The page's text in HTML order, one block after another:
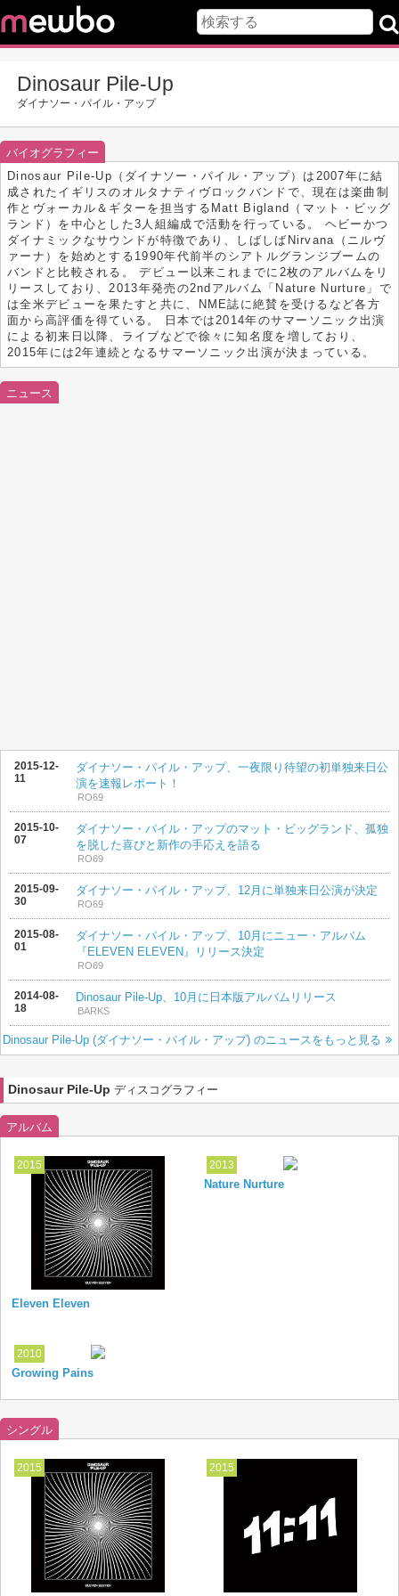
Dinosaur Pile-Up
ダイナソー・パイル・アップ
バイオグラフィー
Dinosaur Pile-Up（ダイナソー・パイル・アップ）は2007年に結
成されたイギリスのオルタナティヴロックバンドで、現在は楽曲制
作とヴォーカル＆ギターを担当するMatt Bigland（マット・ビッグ
ランド）を中心とした3人組編成で活動を行っている。 ヘビーかつ
ダイナミックなサウンドが特徴であり、しばしばNirvana（ニルヴ
ァーナ）を始めとする1990年代前半のシアトルグランジブームの
バンドと比較される。 デビュー以来これまでに2枚のアルバムをリ
リースしており、2013年発売の2ndアルバム「Nature Nurture」で
は全米デビューを果たすと共に、NME誌に絶賛を受けるなど各方
面から高評価を得ている。 日本では2014年のサマーソニック出演
による初来日以降、ライブなどで徐々に知名度を増しており、
2015年には2年連続となるサマーソニック出演が決まっている。
ニュース
2015-12-
11
ダイナソー・パイル・アップ、一夜限り待望の初単独来日公
演を速報レポート！
RO69
2015-10-
07
ダイナソー・パイル・アップのマット・ビッグランド、孤独
を脱した喜びと新作の手応えを語る
RO69
2015-09-
30
ダイナソー・パイル・アップ、12月に単独来日公演が決定
RO69
2015-08-
01
ダイナソー・パイル・アップ、10月にニュー・アルバム
『ELEVEN ELEVEN』リリース決定
RO69
2014-08-
18
Dinosaur Pile-Up、10月に日本版アルバムリリース
BARKS
Dinosaur Pile-Up (ダイナソー・パイル・アップ) のニュースをもっと見る
Dinosaur Pile-Up ディスコグラフィー
アルバム
2015
Eleven Eleven
2013
Nature Nurture
2010
Growing Pains
シングル
2015 2015